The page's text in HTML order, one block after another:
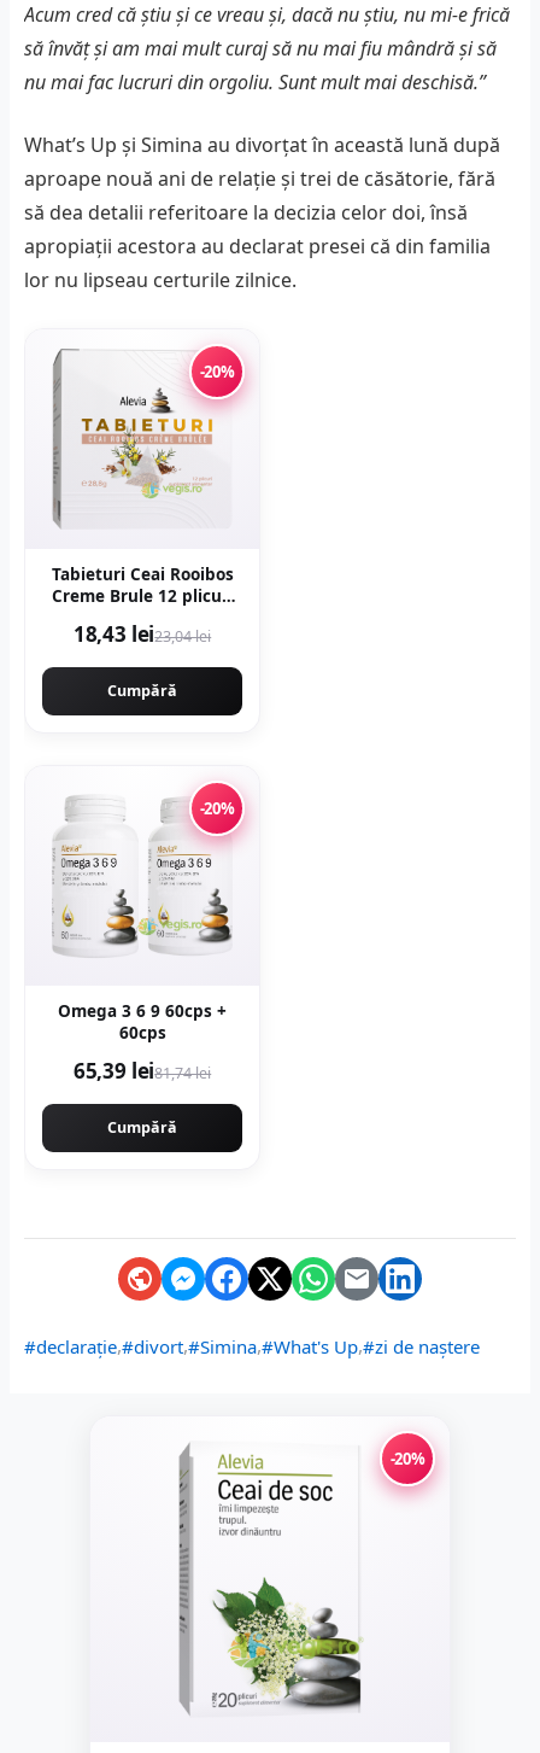
Acum cred că ştiu şi ce vreau şi, dacă nu ştiu, nu mi-e frică
să învăţ şi am mai mult curaj să nu mai fiu mândră şi să
nu mai fac lucruri din orgoliu. Sunt mult mai deschisă.”
What’s Up și Simina au divorțat în această lună după
aproape nouă ani de relație și trei de căsătorie, fără
să dea detalii referitoare la decizia celor doi, însă
apropiații acestora au declarat presei că din familia
lor nu lipseau certurile zilnice.
-20%
Tabieturi Ceai Rooibos
Creme Brule 12 plicuri
18,43 lei23,04 lei
Cumpără
-20%
Omega 3 6 9 60cps +
60cps
65,39 lei81,74 lei
Cumpără
#declarație,#divort,#Simina,#What's Up,#zi de naștere
-20%